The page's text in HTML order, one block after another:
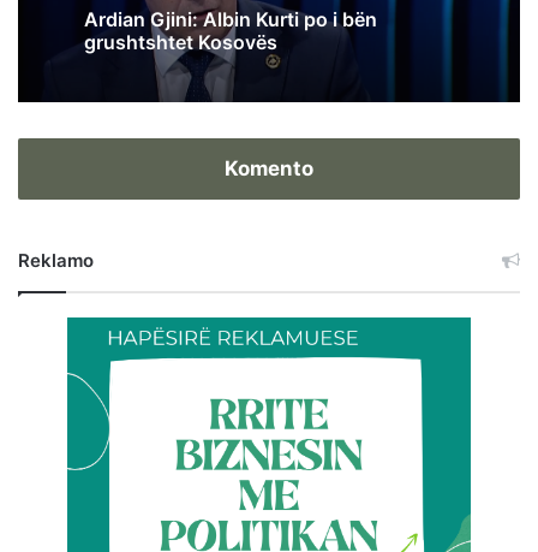
Ardian Gjini: Albin Kurti po i bën
grushtshtet Kosovës
Komento
Reklamo